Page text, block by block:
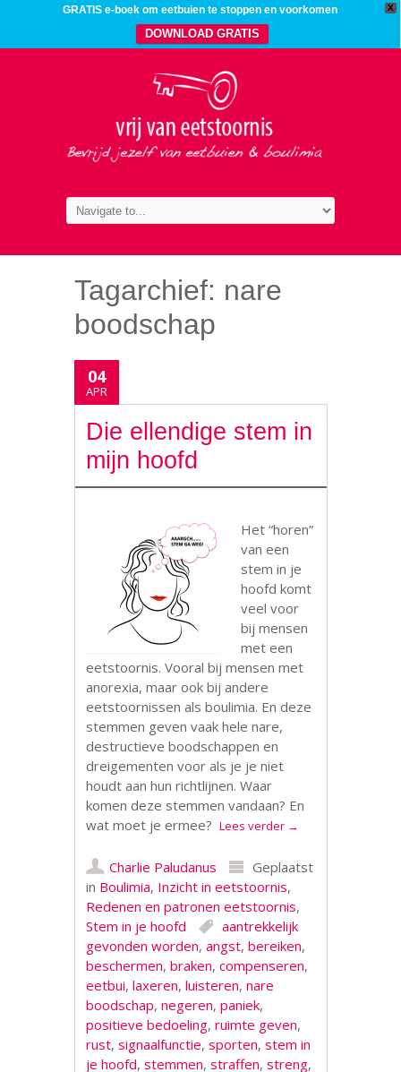
X
GRATIS e-boek om eetbuien te stoppen en voorkomen
DOWNLOAD GRATIS
Tagarchief: nare
boodschap
04
APR
Die ellendige stem in
mijn hoofd
Het “horen”
van een
stem in je
hoofd komt
veel voor
bij mensen
met een
eetstoornis. Vooral bij mensen met
anorexia, maar ook bij andere
eetstoornissen als boulimia. En deze
stemmen geven vaak hele nare,
destructieve boodschappen en
dreigementen voor als je je niet
houdt aan hun richtlijnen. Waar
komen deze stemmen vandaan? En
wat moet je ermee?Lees verder →
Charlie Paludanus
Geplaatst
in Boulimia, Inzicht in eetstoornis,
Redenen en patronen eetstoornis,
Stem in je hoofd
aantrekkelijk
gevonden worden,angst,bereiken,
beschermen,braken,compenseren,
eetbui,laxeren,luisteren,nare
boodschap,negeren,paniek,
positieve bedoeling,ruimte geven,
rust,signaalfunctie,sporten,stem in
je hoofd,stemmen,straffen,streng,